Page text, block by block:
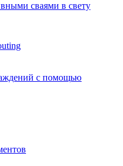
сваями в свету
с помощью